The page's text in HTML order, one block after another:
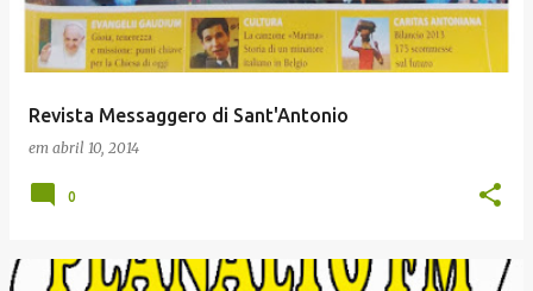
Revista Messaggero di Sant'Antonio
em abril 10, 2014
0